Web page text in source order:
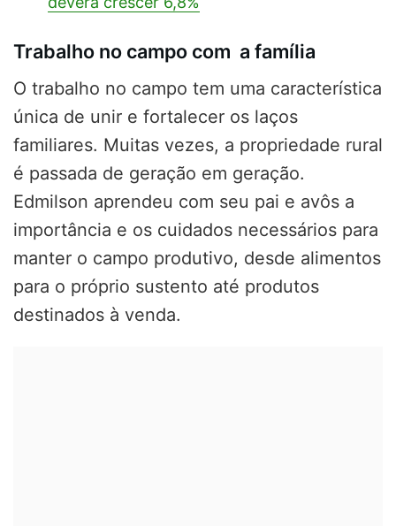
Trabalho no campo com a família
O trabalho no campo tem uma característica
única de unir e fortalecer os laços
familiares. Muitas vezes, a propriedade rural
é passada de geração em geração.
Edmilson aprendeu com seu pai e avôs a
importância e os cuidados necessários para
manter o campo produtivo, desde alimentos
para o próprio sustento até produtos
destinados à venda.